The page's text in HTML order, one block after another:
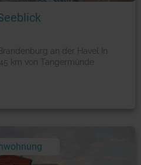
an der Havel In
km von Tangermünde